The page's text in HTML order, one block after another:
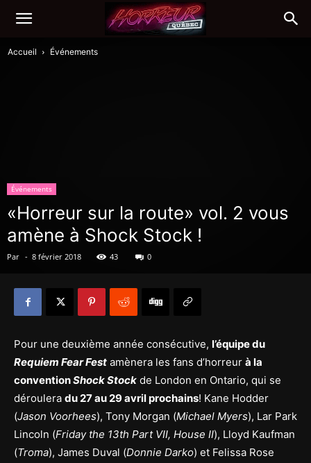
Accueil Événements
Événements
«Horreur sur la route» vol. 2 vous
amène à Shock Stock !
Par - 8 février 2018 43 0
Pour une deuxième année consécutive, l’équipe du
Requiem Fear Fest amènera les fans d’horreur à la
conventionShock Stock de London en Ontario, qui se
déroulera du 27 au 29 avril prochains! Kane Hodder
(Jason Voorhees), Tony Morgan (Michael Myers), Lar Park
Lincoln (Friday the 13th Part VII, House II), Lloyd Kaufman
(Troma), James Duval (Donnie Darko) et Felissa Rose